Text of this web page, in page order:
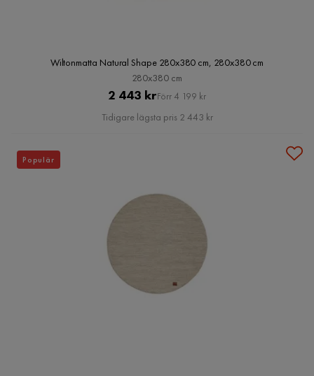
Wiltonmatta Natural Shape 280x380 cm, 280x380 cm
280x380 cm
Pris
2 443 krOriginal
Pris
Förr 4 199 kr
Tidigare lägsta pris 2 443 kr
Populär